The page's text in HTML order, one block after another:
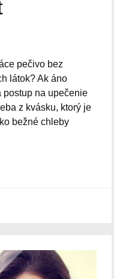
pečivo bez
látok? Ak áno
postup na upečenie
z kvásku, ktorý je
bežné chleby